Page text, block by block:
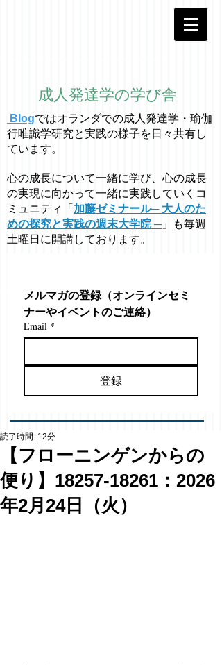
成人発達学の学び舎
Blogではオラ ンダでの成人発達学・ 瑜伽
行唯識学研究と実践の様子を日々共有し
ています。
心の成長について一緒に学び、心の成長
の実現に向かって一緒に実践していくコ
ミュニティ「 加藤ゼミナール─ 大人のた
めの探究と実践の週末大学院 ─」も毎週
土曜日に開講しております。
メルマガの登録（オンラインセミ
ナーやイベントのご連絡）
Email *
登録
【フローニンゲンからの
便り】18257-18261：2026
年2月24日（火）
読了時間: 12分